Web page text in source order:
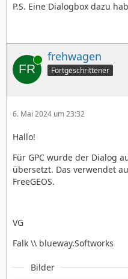
P.S. Eine Dialogbox dazu
Online frehwagen
Fortgeschrittener
6. Mai 2024 um 23:32
Hallo!
Für GPC wurde der Dialog
übersetzt. Das verwendet
FreeGEOS.
VG
Falk \\ blueway.Softworks
Bilder